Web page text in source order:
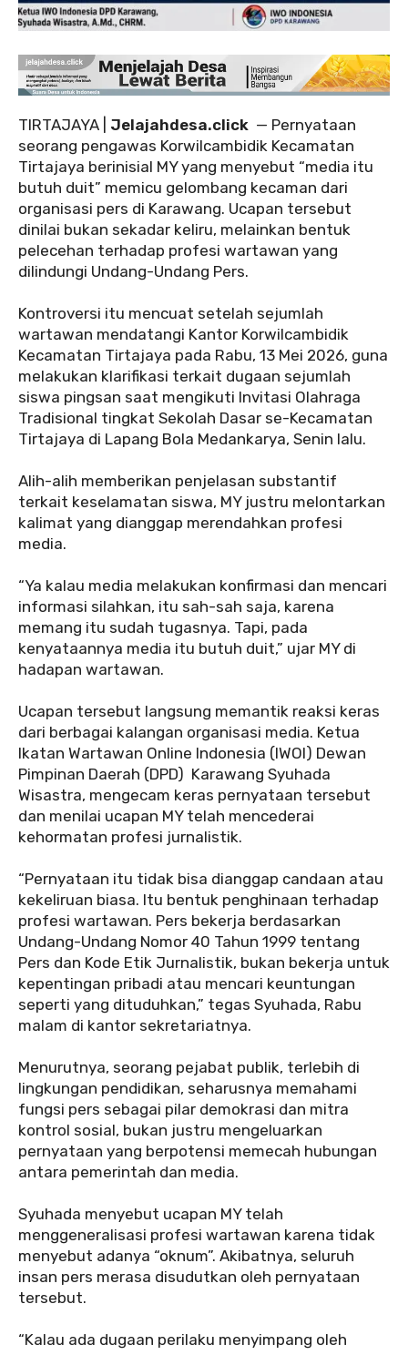
TIRTAJAYA | Jelajahdesa.click — Pernyataan
seorang pengawas Korwilcambidik Kecamatan
Tirtajaya berinisial MY yang menyebut “media itu
butuh duit” memicu gelombang kecaman dari
organisasi pers di Karawang. Ucapan tersebut
dinilai bukan sekadar keliru, melainkan bentuk
pelecehan terhadap profesi wartawan yang
dilindungi Undang-Undang Pers.
‎Kontroversi itu mencuat setelah sejumlah
wartawan mendatangi Kantor Korwilcambidik
Kecamatan Tirtajaya pada Rabu, 13 Mei 2026, guna
melakukan klarifikasi terkait dugaan sejumlah
siswa pingsan saat mengikuti Invitasi Olahraga
Tradisional tingkat Sekolah Dasar se-Kecamatan
Tirtajaya di Lapang Bola Medankarya, Senin lalu.
‎Alih-alih memberikan penjelasan substantif
terkait keselamatan siswa, MY justru melontarkan
kalimat yang dianggap merendahkan profesi
media.
‎“Ya kalau media melakukan konfirmasi dan mencari
informasi silahkan, itu sah-sah saja, karena
memang itu sudah tugasnya. Tapi, pada
kenyataannya media itu butuh duit,” ujar MY di
hadapan wartawan.
‎Ucapan tersebut langsung memantik reaksi keras
dari berbagai kalangan organisasi media. Ketua
Ikatan Wartawan Online Indonesia (IWOI) Dewan
Pimpinan Daerah (DPD) Karawang Syuhada
Wisastra, mengecam keras pernyataan tersebut
dan menilai ucapan MY telah mencederai
kehormatan profesi jurnalistik.
‎“Pernyataan itu tidak bisa dianggap candaan atau
kekeliruan biasa. Itu bentuk penghinaan terhadap
profesi wartawan. Pers bekerja berdasarkan
Undang-Undang Nomor 40 Tahun 1999 tentang
Pers dan Kode Etik Jurnalistik, bukan bekerja untuk
kepentingan pribadi atau mencari keuntungan
seperti yang dituduhkan,” tegas Syuhada, Rabu
malam di kantor sekretariatnya.
‎Menurutnya, seorang pejabat publik, terlebih di
lingkungan pendidikan, seharusnya memahami
fungsi pers sebagai pilar demokrasi dan mitra
kontrol sosial, bukan justru mengeluarkan
pernyataan yang berpotensi memecah hubungan
antara pemerintah dan media.
‎Syuhada menyebut ucapan MY telah
menggeneralisasi profesi wartawan karena tidak
menyebut adanya “oknum”. Akibatnya, seluruh
insan pers merasa disudutkan oleh pernyataan
tersebut.
‎“Kalau ada dugaan perilaku menyimpang oleh